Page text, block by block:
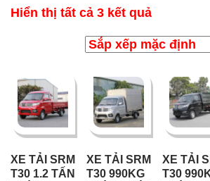
Hiển thị tất cả 3 kết quả
XE TẢI SRM
T30 1.2 TẤN
XE TẢI SRM
T30 990KG
XE TẢI
T30